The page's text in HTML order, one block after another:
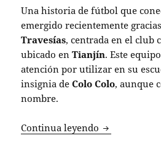
Una historia de fútbol que
emergido recientemente
Travesías, centrada en el club
ubicado enTianjín. Este
atención por utilizar en su
insignia deColo Colo, aunque
nombre.
Continua leyendo Ex